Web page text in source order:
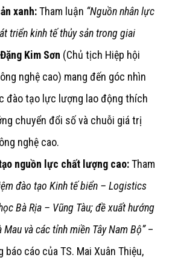
xanh:Tham luận “Nguồn nhân lực
triển kinh tế thủy sản trong giai
Kim Sơn (Chủ tịch Hiệp hội
nghệ cao) mang đến góc nhìn
đào tạo lực lượng lao động thích
chuyển đổi số và chuỗi giá trị
nghệ cao.
nguồn lực chất lượng cao:Tham
đào tạo Kinh tế biển – Logistics
Bà Rịa – Vũng Tàu; đề xuất hướng
và các tỉnh miền Tây Nam Bộ”–
báo cáo của TS. Mai Xuân Thiệu,